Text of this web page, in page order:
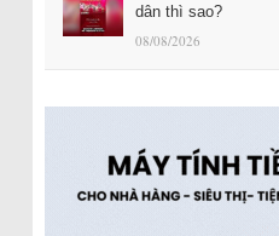
dân thì sao?
08/08/2026